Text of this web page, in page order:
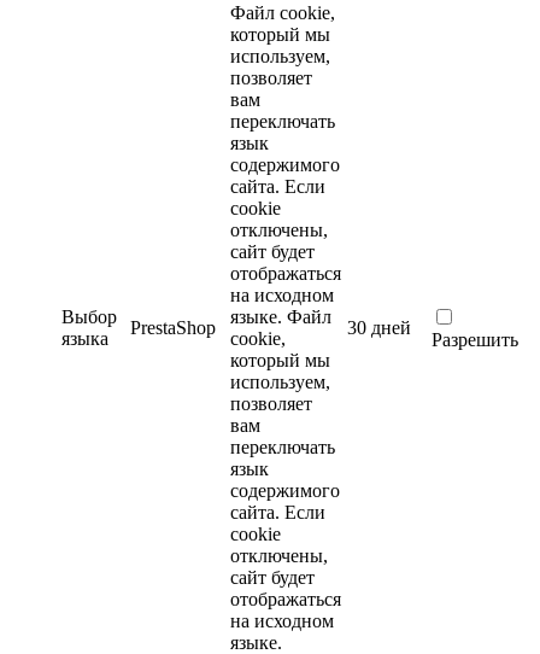
Выбор
языка
PrestaShop
Файл cookie,
который мы
используем,
позволяет
вам
переключать
язык
содержимого
сайта. Если
cookie
отключены,
сайт будет
отображаться
на исходном
языке. Файл
cookie,
который мы
используем,
позволяет
вам
переключать
язык
содержимого
сайта. Если
cookie
отключены,
сайт будет
отображаться
на исходном
языке.
30 дней
Разрешить